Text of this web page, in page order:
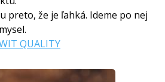
preto, že je ľahká. Ideme po nej
QUALITY